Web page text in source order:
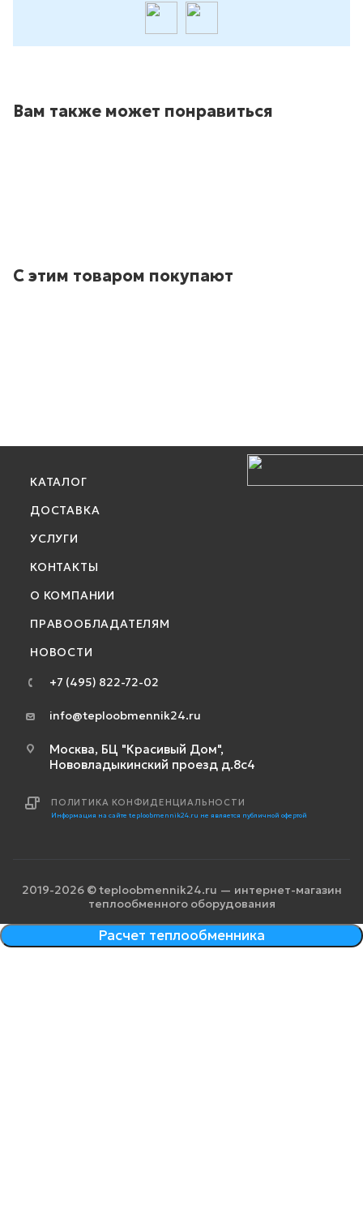
Вам также может понравиться
С этим товаром покупают
КАТАЛОГ
ДОСТАВКА
УСЛУГИ
КОНТАКТЫ
О КОМПАНИИ
ПРАВООБЛАДАТЕЛЯМ
НОВОСТИ
+7 (495) 822-72-02
info@teploobmennik24.ru
Москва, БЦ "Красивый Дом",
Нововладыкинский проезд д.8с4
ПОЛИТИКА КОНФИДЕНЦИАЛЬНОСТИ
Информация на сайте teploobmennik24.ru не является публичной офертой
2019-2026 © teploobmennik24.ru — интернет-магазин
теплообменного оборудования
Расчет теплообменника